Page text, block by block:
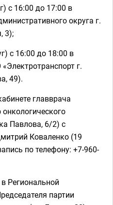
с 16:00 до 17:00 в
округа г.
3);
с 16:00 до 18:00 в
г.
49).
главврача
Павлова, 6/2) с
Коваленко (19
по телефону: +7-960-
Региональной
партии